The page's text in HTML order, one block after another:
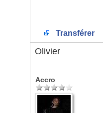
Transférer
Olivier
Accro